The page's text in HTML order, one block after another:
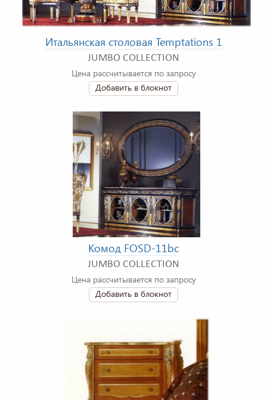
Итальянская столовая Temptations 1
JUMBO COLLECTION
Цена рассчитывается по запросу
Добавить в блокнот
Комод FOSD-11bc
JUMBO COLLECTION
Цена рассчитывается по запросу
Добавить в блокнот